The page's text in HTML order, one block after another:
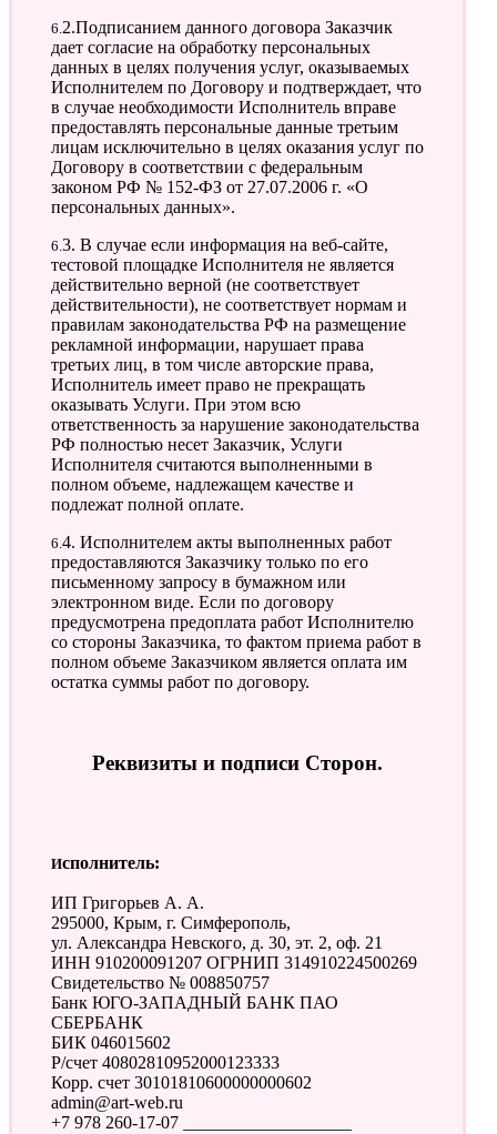
6.2.Подписанием данного договора Заказчик
дает согласие на обработку персональных
данных в целях получения услуг, оказываемых
Исполнителем по Договору и подтверждает, что
в случае необходимости Исполнитель вправе
предоставлять персональные данные третьим
лицам исключительно в целях оказания услуг по
Договору в соответствии с федеральным
законом РФ № 152-ФЗ от 27.07.2006 г. «О
персональных данных».
6.3. В случае если информация на веб-сайте,
тестовой площадке Исполнителя не является
действительно верной (не соответствует
действительности), не соответствует нормам и
правилам законодательства РФ на размещение
рекламной информации, нарушает права
третьих лиц, в том числе авторские права,
Исполнитель имеет право не прекращать
оказывать Услуги. При этом всю
ответственность за нарушение законодательства
РФ полностью несет Заказчик, Услуги
Исполнителя считаются выполненными в
полном объеме, надлежащем качестве и
подлежат полной оплате.
6.4. Исполнителем акты выполненных работ
предоставляются Заказчику только по его
письменному запросу в бумажном или
электронном виде. Если по договору
предусмотрена предоплата работ Исполнителю
со стороны Заказчика, то фактом приема работ в
полном объеме Заказчиком является оплата им
остатка суммы работ по договору.
Реквизиты и подписи Сторон.
Исполнитель:
ИП Григорьев А. А.
295000, Крым, г. Симферополь,
ул. Александра Невского, д. 30, эт. 2, оф. 21
ИНН 910200091207 ОГРНИП 314910224500269
Свидетельство № 008850757
Банк ЮГО-ЗАПАДНЫЙ БАНК ПАО
СБЕРБАНК
БИК 046015602
Р/счет 40802810952000123333
Корр. счет 30101810600000000602
admin@art-web.ru
+7 978 260-17-07 ___________________